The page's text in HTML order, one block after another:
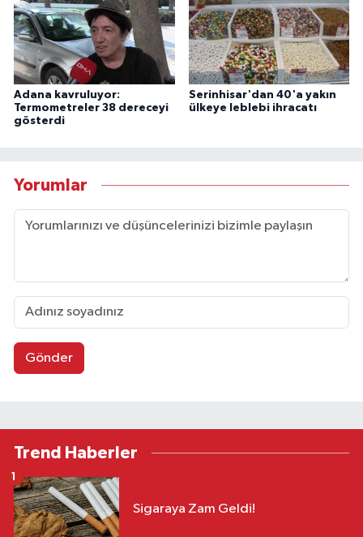
Adana kavruluyor:
Termometreler 38 dereceyi
gösterdi
Serinhisar'dan 40'a yakın
ülkeye leblebi ihracatı
Yorumlar
Gönder
Trend Haberler
Sigaraya Zam Geldi!
1